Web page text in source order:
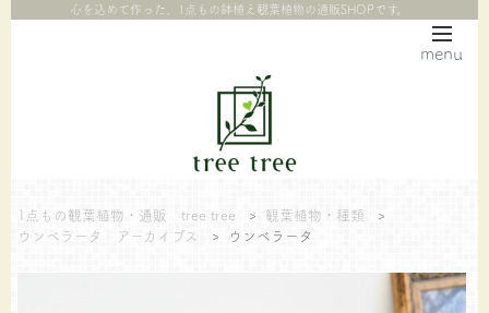
menu
心を込めて作った、1点もの鉢植え観葉植物の通販SHOPです。
1点もの観葉植物・通販 tree tree > 観葉植物・種類
>
ウンベラータ アーカイブス
> ウンベラータ